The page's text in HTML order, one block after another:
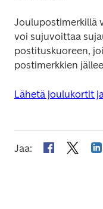
Joulupostimerkillä
voi sujuvoittaa
postituskuoreen,
postimerkkien
Lähetä joulukortit
Jaa: